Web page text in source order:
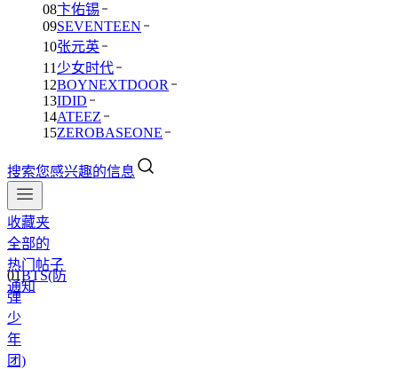
08卞佑锡
09SEVENTEEN
10张元英
11 少女时代
12BOYNEXTDOOR
13IDID
14ATEEZ
15ZEROBASEONE
搜索您感兴趣的信息
收藏夹
全部的
热门帖子
通知
01BTS(防
弹
少
年
团)